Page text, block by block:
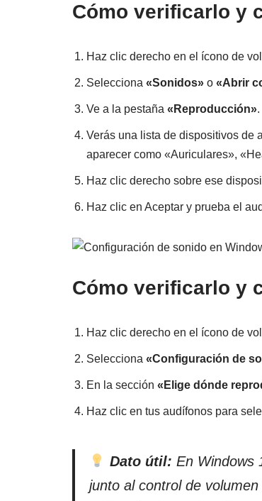
Cómo verificarlo y
Haz clic derecho en el ícono de
Selecciona «Sonidos» o «Abrir
Ve a la pestaña «Reproducción».
Verás una lista de dispositivos de
aparecer como «Auriculares»,
Haz clic derecho sobre ese
Haz clic en Aceptar y prueba el
Cómo verificarlo y
Haz clic derecho en el ícono de
Selecciona «Configuración de
En la sección «Elige dónde
Haz clic en tus audífonos para
Dato útil: En Windows
junto al control de